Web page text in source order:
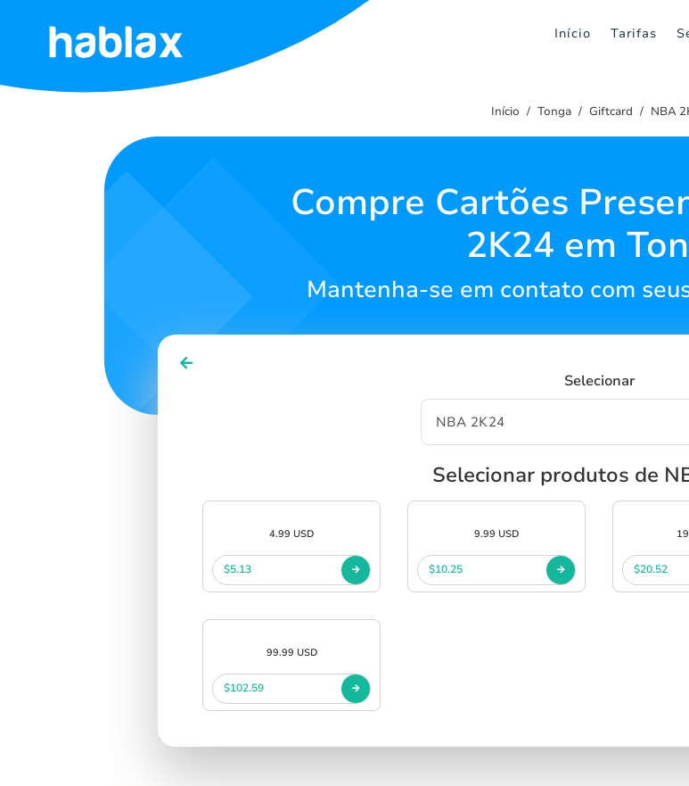
Início Tarifas
Início
Início Tonga Giftcard NBA
Compre Cartões
2K24 em
Mantenha-se em contato com
Selecionar
Selecionar produtos de
4.99 USD
$5.13
9.99 USD
$10.25 $20.52
99.99 USD
$102.59